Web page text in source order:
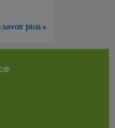
savoir plus >